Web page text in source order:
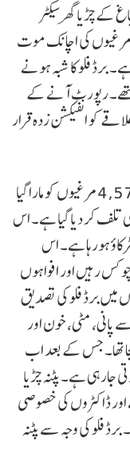
کے چڑیا گھر سیکٹر
مرغیوں کی اچانک موت
تصدیق ہوئی ہے۔ برڈ فلو کا شبہ ہونے
تھے۔ رپورٹ آنے کے
کو انفیکشن زدہ قرار
انفیکشن کے پھیلاؤ کو روکنے کے لیے تقریباً 4,575 مرغیوں کو مارا گیا
اور 530 کلو دانا بھی تلف کر دیا گیا ہے۔ اس
ہورہا ہے۔ اس
رہیں اور افواہوں
برڈ فلو کی تصدیق
پانی، مٹی، خون اور
تھا۔ جس کے بعد اب
ہے۔ پٹنہ چڑیا
ڈاکٹروں کی خصوصی
فلو کی وجہ سے پٹنہ